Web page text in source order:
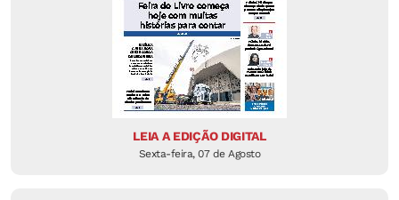
LEIA A EDIÇÃO DIGITAL
Sexta-feira, 07 de Agosto